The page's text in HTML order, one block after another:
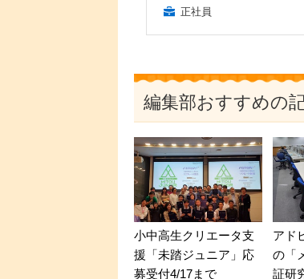
正社員
編集部おすすめの
小中高生クリエータ支
援「未踏ジュニア」応
募受付4/17まで
アド
の「
証研